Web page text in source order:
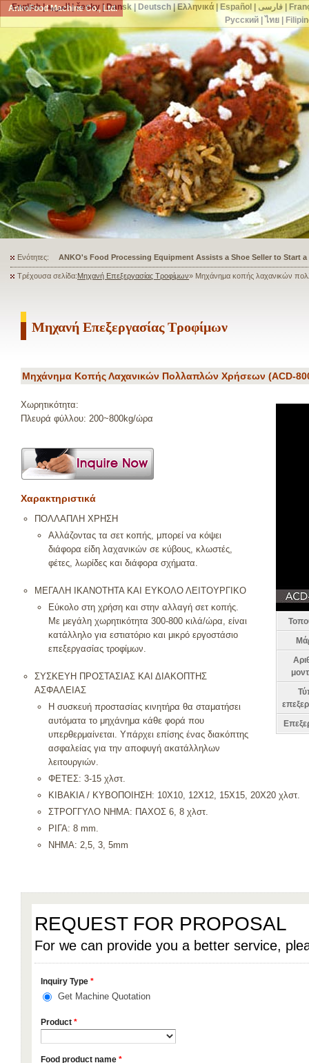
AnkoFood Machine Co., Ltd.
Ενότητες: ANKO's Food Processing Equipment Assists a Shoe Seller to Start
Τρέχουσα σελίδα:Μηχανή Επεξεργασίας Τροφίμων» Μηχάνημα κοπής λαχανικών
Μηχανή Επεξεργασίας Τροφίμων
Μηχάνημα Κοπής Λαχανικών Πολλαπλών Χρήσεων (ACD-
Χωρητικότητα:
Πλευρά φύλλου: 200~800kg/ώρα
Χαρακτηριστικά
ΠΟΛΛΑΠΛΗ ΧΡΗΣΗ
Αλλάζοντας τα σετ κοπής, μπορεί να κόψει
διάφορα είδη λαχανικών σε κύβους, κλωστές,
φέτες, λωρίδες και διάφορα σχήματα.
ΜΕΓΑΛΗ ΙΚΑΝΟΤΗΤΑ ΚΑΙ ΕΥΚΟΛΟ ΛΕΙΤΟΥΡΓΙΚΟ
Εύκολο στη χρήση και στην αλλαγή σετ κοπής.
Με μεγάλη χωρητικότητα 300-800 κιλά/ώρα, είναι
κατάλληλο για εστιατόριο και μικρό εργοστάσιο
επεξεργασίας τροφίμων.
ΣΥΣΚΕΥΗ ΠΡΟΣΤΑΣΙΑΣ ΚΑΙ ΔΙΑΚΟΠΤΗΣ
ΑΣΦΑΛΕΙΑΣ
Η συσκευή προστασίας κινητήρα θα σταματήσει
αυτόματα το μηχάνημα κάθε φορά που
υπερθερμαίνεται. Υπάρχει επίσης ένας διακόπτης
ασφαλείας για την αποφυγή ακατάλληλων
λειτουργιών.
ΦΕΤΕΣ: 3-15 χλστ.
ΚΙΒΑΚΙΑ / ΚΥΒΟΠΟΙΗΣΗ: 10Χ10, 12Χ12, 15Χ15, 20Χ20 χλστ.
ΣΤΡΟΓΓΥΛΟ ΝΗΜΑ: ΠΑΧΟΣ 6, 8 χλστ.
ΡΙΓΑ: 8 mm.
ΝΗΜΑ: 2,5, 3, 5mm
English|العربية|česky| Dansk| Deutsch|Ελληνικά|Español فارسی|
Русский| ไทย|